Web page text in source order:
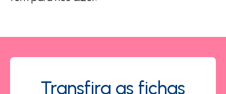
Transfira as fichas